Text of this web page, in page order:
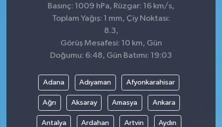
Basınç: 1009 hPa, Rüzgar: 16 km/s,
Toplam Yağış: 1 mm, Çiy Noktası:
8.3,
Görüş Mesafesi: 10 km, Gün
Doğumu: 6:48, Gün Batımı: 19:03
Adana Adıyaman Afyonkarahisar
Ağrı Aksaray Amasya Ankara
Antalya Ardahan Artvin Aydın